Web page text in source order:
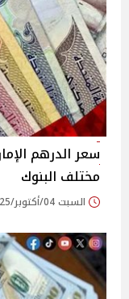
مختلف البنوك
السبت 04/أكتوبر/2025 - 11:33 ص